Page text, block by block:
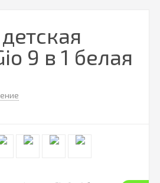
9 в 1 белая